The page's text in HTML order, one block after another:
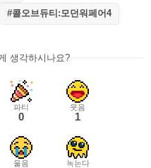
#콜오브듀티:모던워페어4
생각하시나요?
파티
0
웃음
1
울음 녹는다